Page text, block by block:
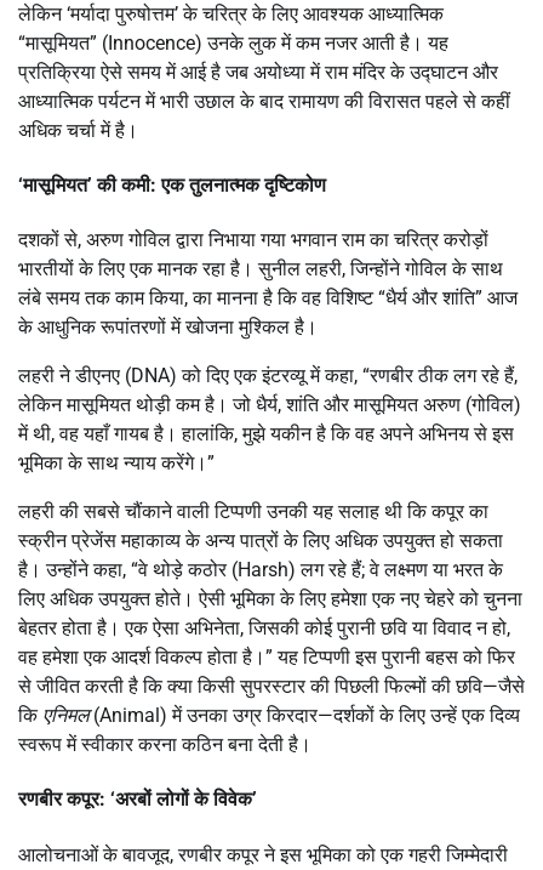
लेकिन ‘मर्यादा पुरुषोत्तम’ के चरित्र के लिए आवश्यक आध्यात्मिक
“मासूमियत” (Innocence) उनके लुक में कम नजर आती है। यह
प्रतिक्रिया ऐसे समय में आई है जब अयोध्या में राम मंदिर के उद्घाटन और
आध्यात्मिक पर्यटन में भारी उछाल के बाद रामायण की विरासत पहले से कहीं
अधिक चर्चा में है।
‘मासूमियत’ की कमी: एक तुलनात्मक दृष्टिकोण
दशकों से, अरुण गोविल द्वारा निभाया गया भगवान राम का चरित्र करोड़ों
भारतीयों के लिए एक मानक रहा है। सुनील लहरी, जिन्होंने गोविल के साथ
लंबे समय तक काम किया, का मानना है कि वह विशिष्ट “धैर्य और शांति” आज
के आधुनिक रूपांतरणों में खोजना मुश्किल है।
लहरी ने डीएनए (DNA) को दिए एक इंटरव्यू में कहा, “रणबीर ठीक लग रहे हैं,
लेकिन मासूमियत थोड़ी कम है। जो धैर्य, शांति और मासूमियत अरुण (गोविल)
में थी, वह यहाँ गायब है। हालांकि, मुझे यकीन है कि वह अपने अभिनय से इस
भूमिका के साथ न्याय करेंगे।”
लहरी की सबसे चौंकाने वाली टिप्पणी उनकी यह सलाह थी कि कपूर का
स्क्रीन प्रेजेंस महाकाव्य के अन्य पात्रों के लिए अधिक उपयुक्त हो सकता
है।उन्होंने कहा, “वे थोड़े कठोर (Harsh) लग रहे हैं; वे लक्ष्मण या भरत के
लिए अधिक उपयुक्त होते। ऐसी भूमिका के लिए हमेशा एक नए चेहरे को चुनना
बेहतर होता है।एक ऐसा अभिनेता, जिसकी कोई पुरानी छवि या विवाद न हो,
वह हमेशा एक आदर्श विकल्प होता है।” यह टिप्पणी इस पुरानी बहस को फिर
से जीवित करती है कि क्या किसी सुपरस्टार की पिछली फिल्मों की छवि—जैसे
कि एनिमल(Animal) में उनका उग्र किरदार—दर्शकों के लिए उन्हें एक दिव्य
स्वरूप में स्वीकार करना कठिन बना देती है।
रणबीर कपूर: ‘अरबों लोगों के विवेक’
आलोचनाओं के बावजूद, रणबीर कपूर ने इस भूमिका को एक गहरी जिम्मेदारी